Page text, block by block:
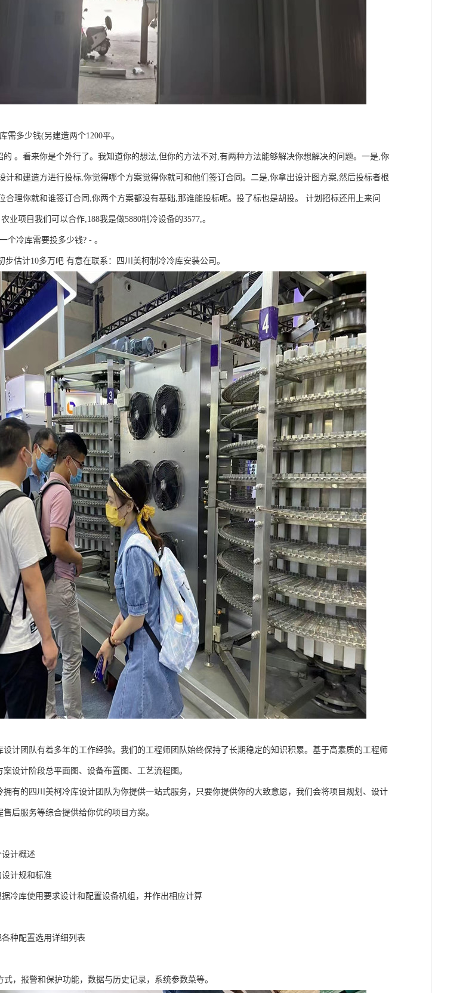
需多少钱(另建造两个1200平。
的 。看来你是个外行了。我知道你的想法,但你的方法不对,有两种方法能够解决你想解决的问题。一是,你
计和建造方进行投标,你觉得哪个方案觉得你就可和他们签订合同。二是,你拿出设计图方案,然后投标者根
合理你就和谁签订合同,你两个方案都没有基础,那谁能投标呢。投了标也是胡投。 计划招标还用上来问
业项目我们可以合作,188我是做5880制冷设备的3577,。
个冷库需要投多少钱? - 。
估计10多万吧 有意在联系：四川美柯制冷冷库安装公司。
计团队有着多年的工作经验。我们的工程师团队始终保持了长期稳定的知识积累。基于高素质的工程师
设计阶段总平面图、设备布置图、工艺流程图。
有的四川美柯冷库设计团队为你提供一站式服务，只要你提供你的大致意愿，我们会将项目规划、设计
后服务等综合提供给你优的项目方案。
设计概述
计规和标准
冷库使用要求设计和配置设备机组，并作出相应计算
种配置选用详细列表
，报警和保护功能，数据与历史记录，系统参数菜等。